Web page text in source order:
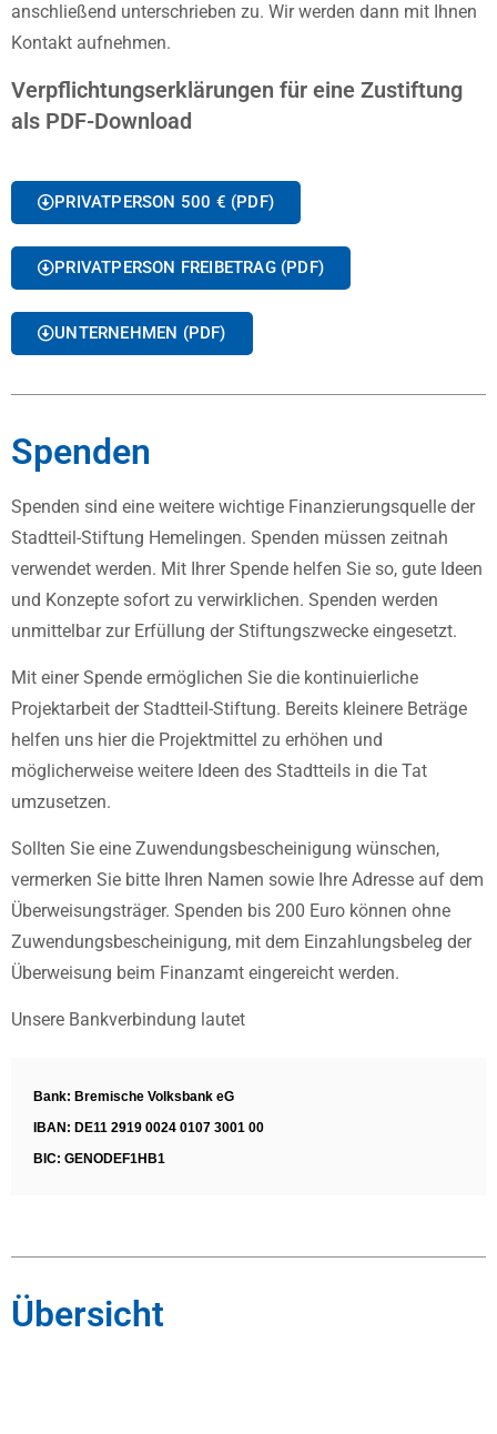
anschließend unterschrieben zu. Wir werden dann mit Ihnen
Kontakt aufnehmen.
Verpflichtungserklärungen für eine Zustiftung
als PDF-Download
PRIVATPERSON 500 € (PDF)
PRIVATPERSON FREIBETRAG (PDF)
UNTERNEHMEN (PDF)
Spenden
Spenden sind eine weitere wichtige Finanzierungsquelle der
Stadtteil-Stiftung Hemelingen. Spenden müssen zeitnah
verwendet werden. Mit Ihrer Spende helfen Sie so, gute Ideen
und Konzepte sofort zu verwirklichen. Spenden werden
unmittelbar zur Erfüllung der Stiftungszwecke eingesetzt.
Mit einer Spende ermöglichen Sie die kontinuierliche
Projektarbeit der Stadtteil-Stiftung. Bereits kleinere Beträge
helfen uns hier die Projektmittel zu erhöhen und
möglicherweise weitere Ideen des Stadtteils in die Tat
umzusetzen.
Sollten Sie eine Zuwendungsbescheinigung wünschen,
vermerken Sie bitte Ihren Namen sowie Ihre Adresse auf dem
Überweisungsträger. Spenden bis 200 Euro können ohne
Zuwendungsbescheinigung, mit dem Einzahlungsbeleg der
Überweisung beim Finanzamt eingereicht werden.
Unsere Bankverbindung lautet
Bank: Bremische Volksbank eG
IBAN: DE11 2919 0024 0107 3001 00
BIC: GENODEF1HB1
Übersicht